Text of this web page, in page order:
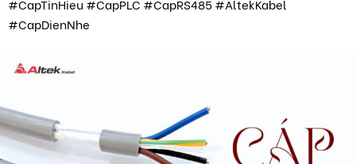
#CapTinHieu #CapPLC #CapRS485 #AltekKabel
#CapDienNhe